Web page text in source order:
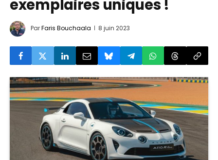
exemplaires uniques !
ParFaris Bouchaala 8 juin 2023